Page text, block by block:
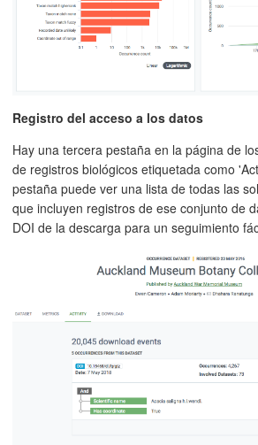
Registro del acceso a los datos
Hay una tercera pestaña en la página de
de registros biológicos etiquetada como
pestaña puede ver una lista de todas las
que incluyen registros de ese conjunto de
DOI de la descarga para un seguimiento